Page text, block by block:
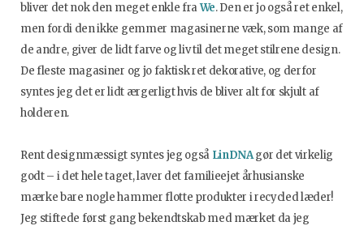
bliver det nok den meget enkle fraWe. Den er jo også ret enkel,
men fordi den ikke gemmer magasinerne væk, som mange af
de andre, giver de lidt farve og liv til det meget stilrene design.
De fleste magasiner og jo faktisk ret dekorative, og derfor
syntes jeg det er lidt ærgerligt hvis de bliver alt for skjult af
holderen.
Rent designmæssigt syntes jeg også LinDNAgør det virkelig
godt – i det hele taget, laver det familieejet århusianske
mærke bare nogle hammer flotte produkter i recycled læder!
Jeg stiftede først gang bekendtskab med mærket da jeg